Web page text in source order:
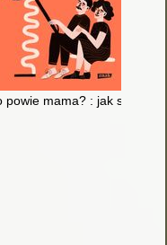
ruch, relacje, otoczenie
powie mama? : jak się